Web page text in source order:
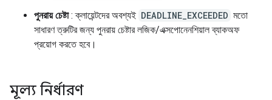
পুনরায় চেষ্টা: ক্লায়েন্টদের অবশ্যই DEADLINE_EXCEEDED মতো
সাধারণ ত্রুটির জন্য পুনরায় চেষ্টার লজিক/এক্সপোনেনশিয়াল ব্যাকঅফ
প্রয়োগ করতে হবে।
মূল্য নির্ধারণ